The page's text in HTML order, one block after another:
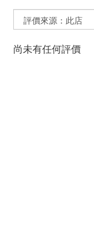
尚未有任何評價